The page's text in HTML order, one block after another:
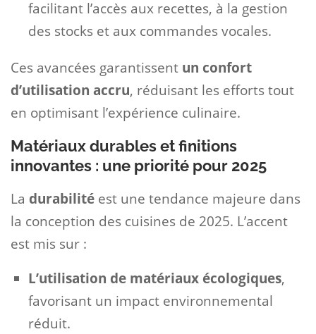
facilitant l’accès aux recettes, à la gestion
des stocks et aux commandes vocales.
Ces avancées garantissent un confort
d’utilisation accru, réduisant les efforts tout
en optimisant l’expérience culinaire.
Matériaux durables et finitions
innovantes : une priorité pour 2025
La durabilité est une tendance majeure dans
la conception des cuisines de 2025. L’accent
est mis sur :
L’utilisation de matériaux écologiques,
favorisant un impact environnemental
réduit.